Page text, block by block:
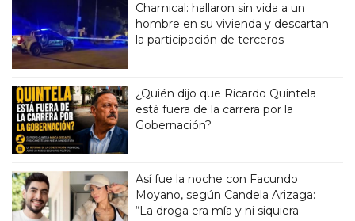
Chamical: hallaron sin vida a un
hombre en su vivienda y descartan
la participación de terceros
¿Quién dijo que Ricardo Quintela
está fuera de la carrera por la
Gobernación?
Así fue la noche con Facundo
Moyano, según Candela Arizaga:
“La droga era mía y ni siquiera